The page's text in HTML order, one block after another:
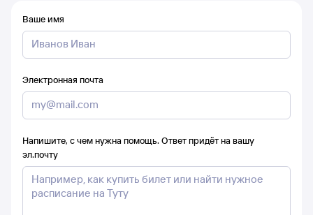
Ваше имя
Электронная почта
Напишите, с чем нужна помощь. Ответ придёт на вашу
эл.почту